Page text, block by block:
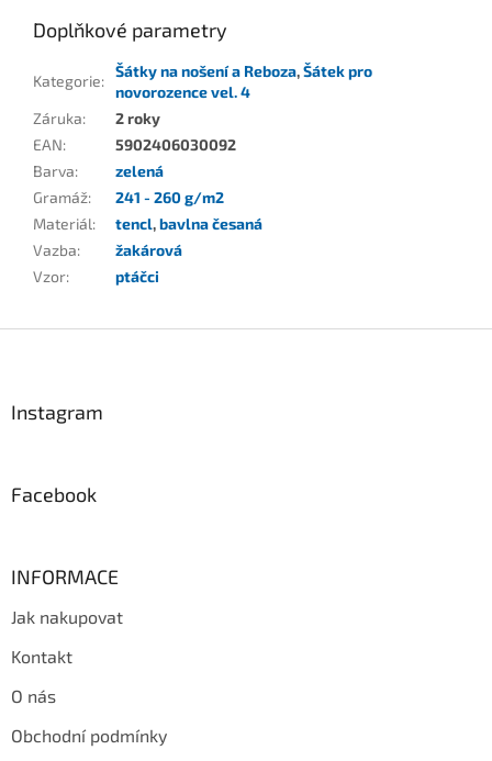
Doplňkové parametry
Kategorie:
Šátky na nošení a Reboza,Šátek pro
novorozence vel. 4
Záruka:
2 roky
EAN:
5902406030092
Barva:
zelená
Gramáž:
241 - 260 g/m2
Materiál: tencl,bavlna česaná
Vazba:
žakárová
Vzor: ptáčci
Instagram
Facebook
INFORMACE
Jak nakupovat
Kontakt
O nás
Obchodní podmínky